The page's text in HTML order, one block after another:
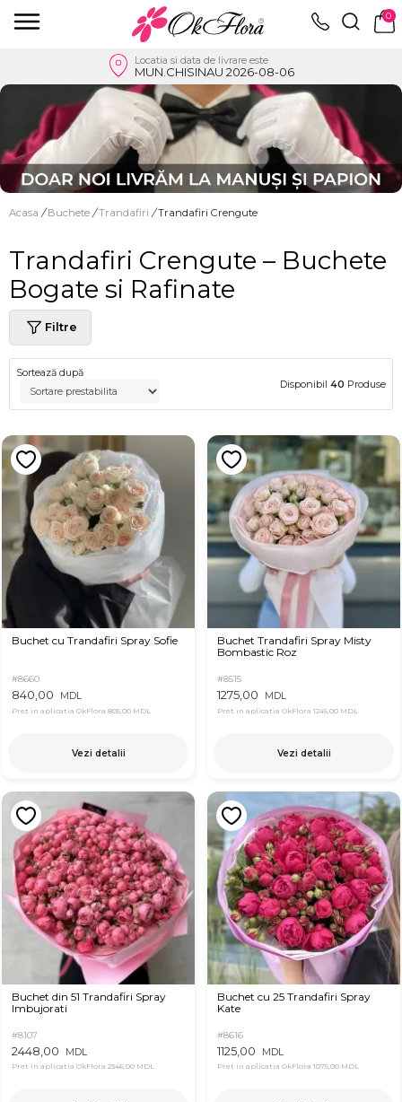
0
Locatia si data de livrare este
MUN.CHISINAU 2026-08-06
Acasa / Buchete / Trandafiri / Trandafiri Crengute
Trandafiri Crengute – Buchete
Bogate si Rafinate
Filtre
Sortează după
Disponibil 40 Produse
Buchet cu Trandafiri Spray Sofie
#8660
840,00 MDL
Pret in aplicatia OkFlora 805,00 MDL
Vezi detalii
Buchet Trandafiri Spray Misty
Bombastic Roz
#8515
1275,00 MDL
Pret in aplicatia OkFlora 1245,00 MDL
Vezi detalii
Buchet din 51 Trandafiri Spray
Imbujorati
#8107
2448,00 MDL
Pret in aplicatia OkFlora 2346,00 MDL
Buchet cu 25 Trandafiri Spray
Kate
#8616
1125,00 MDL
Pret in aplicatia OkFlora 1075,00 MDL